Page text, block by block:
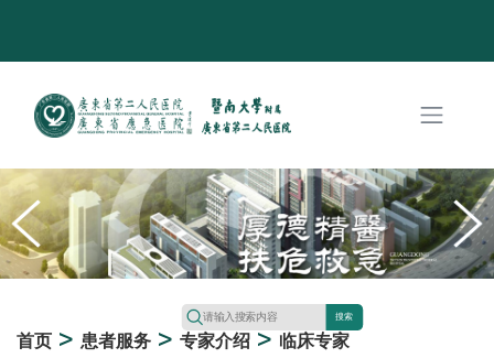
搜索
首页 > 患者服务 > 专家介绍 >临床专家